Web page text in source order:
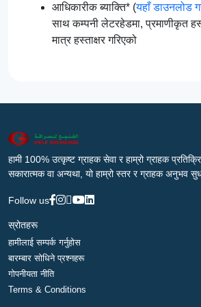
आधिकारीक ब्याक्ति* (यहाँ डाउनलोड
साथ कम्पनी लेटरहेडमा, प्रमाणीकृत
मात्र हस्ताक्षर गरिएको
हामी 100% उत्कृष्ट ग्राहक सेवा र हाम्रो ग्राहक
सकारात्मक वा अन्यथा, यो हाम्रो स्तर र ग्राहक अनुभव
Follow us
स्रोतहरू
हामीलाई सम्पर्क गर्नुहोस
बारम्बार सोधिने प्रश्नहरू
गोपनीयता नीति
Terms & Conditions